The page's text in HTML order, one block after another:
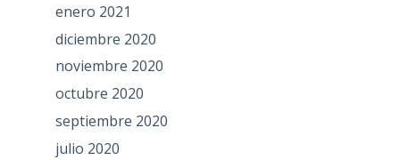
enero 2021
diciembre 2020
noviembre 2020
octubre 2020
septiembre 2020
julio 2020